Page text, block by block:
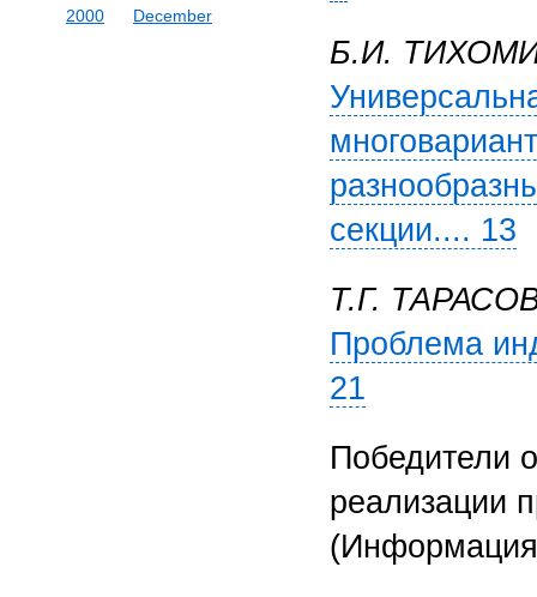
December
2000
Б.И.
секции.... 13
Т.Г.
Проблема
21
Победители
реализации